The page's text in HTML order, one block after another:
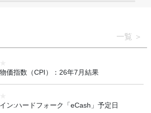
一覧
価指数（CPI）：26年7月結果
ン:ハードフォーク「eCash」予定日